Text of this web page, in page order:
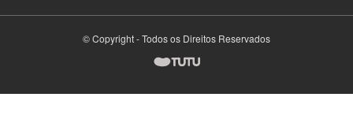
© Copyright - Todos os Direitos Reservados